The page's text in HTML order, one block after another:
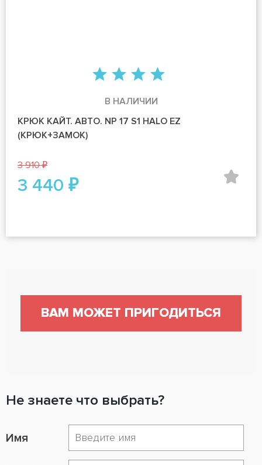
В НАЛИЧИИ
КРЮК КАЙТ. АВТО. NP 17 S1 HALO EZ
(КРЮК+ЗАМОК)
3 910 ₽
3 440 ₽
ВАМ МОЖЕТ ПРИГОДИТЬСЯ
Не знаете что выбрать?
Имя